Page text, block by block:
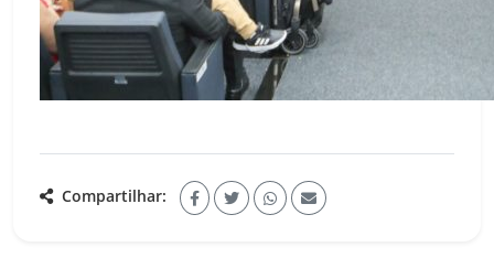
Compartilhar: